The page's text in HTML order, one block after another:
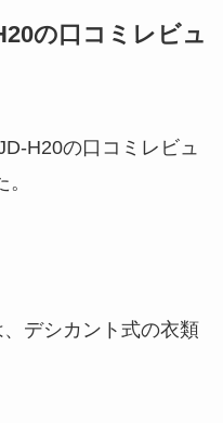
の口コミレビュ
H20の口コミレビュ
デシカント式の衣類